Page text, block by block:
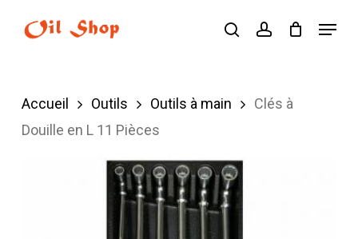
searchaccount
Menu
Accueil Outils Outils à main
Clés à
Douille en L 11 Pièces